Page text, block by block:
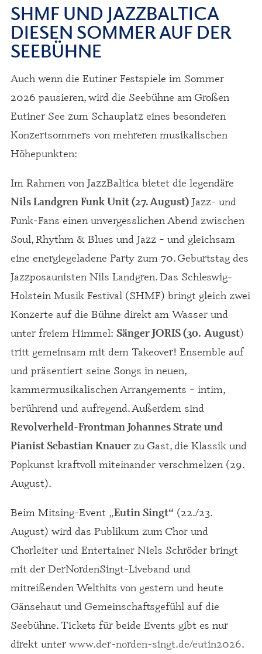
SHMF UND JAZZBALTICA
DIESEN SOMMER AUF DER
SEEBÜHNE
Auch wenn die Eutiner Festspiele im Sommer
2026 pausieren, wird die Seebühne am Großen
Eutiner See zum Schauplatz eines besonderen
Konzertsommers von mehreren musikalischen
Höhepunkten:
Im Rahmen von JazzBaltica bietet die legendäre
Nils Landgren Funk Unit (27. August)Jazz- und
Funk-Fans einen unvergesslichen Abend zwischen
Soul, Rhythm & Blues und Jazz – und gleichsam
eine energiegeladene Party zum 70. Geburtstag des
Jazzposaunisten Nils Landgren. Das Schleswig-
Holstein Musik Festival (SHMF) bringt gleich zwei
Konzerte auf die Bühne direkt am Wasser und
unter freiem Himmel: Sänger JORIS (30. August)
tritt gemeinsam mit dem Takeover! Ensemble auf
und präsentiert seine Songs in neuen,
kammermusikalischen Arrangements – intim,
berührend und aufregend. Außerdem sind
Revolverheld-Frontman Johannes Strate und
Pianist Sebastian Knauer zu Gast, die Klassik und
Popkunst kraftvoll miteinander verschmelzen (29.
August).
Beim Mitsing-Event „Eutin Singt“ (22./23.
August) wird das Publikum zum Chor und
Chorleiter und Entertainer Niels Schröder bringt
mit der DerNordenSingt-Liveband und
mitreißenden Welthits von gestern und heute
Gänsehaut und Gemeinschaftsgefühl auf die
Seebühne. Tickets für beide Events gibt es nur
direkt unter www.der-norden-singt.de/eutin2026.